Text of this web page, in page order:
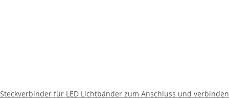
Steckverbinder für LED Lichtbänder zum Anschluss und verbinden